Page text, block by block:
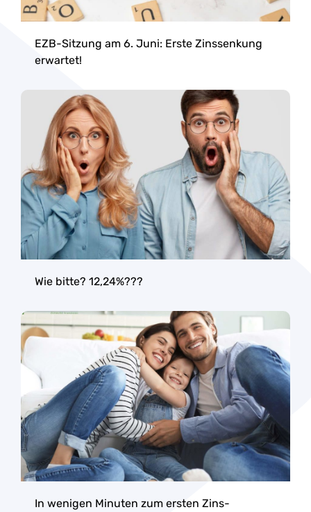
EZB-Sitzung am 6. Juni: Erste Zinssenkung
erwartet!
Wie bitte? 12,24%???
In wenigen Minuten zum ersten Zins-